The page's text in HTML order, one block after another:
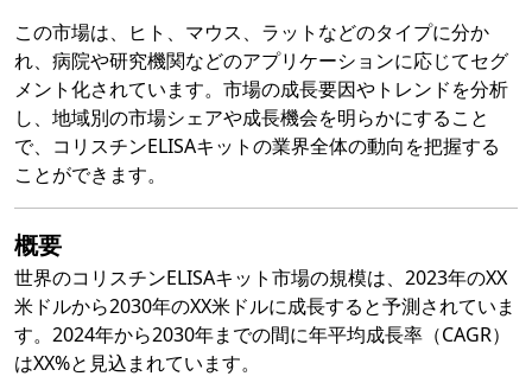
この市場は、ヒト、マウス、ラットなどのタイプに分か
れ、病院や研究機関などのアプリケーションに応じてセグ
メント化されています。市場の成長要因やトレンドを分析
し、地域別の市場シェアや成長機会を明らかにすること
で、コリスチンELISAキットの業界全体の動向を把握する
ことができます。
概要
世界のコリスチンELISAキット市場の規模は、2023年のXX
米ドルから2030年のXX米ドルに成長すると予測されていま
す。2024年から2030年までの間に年平均成長率（CAGR）
はXX%と見込まれています。